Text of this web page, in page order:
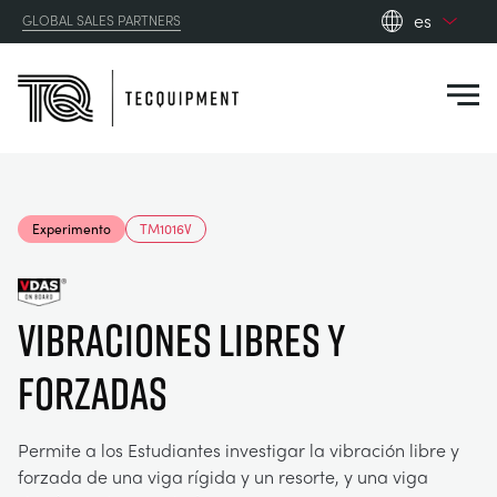
GLOBAL SALES PARTNERS
es
AERODINÁMICA
ENERGÍA SOLAR
INGENIERÍA DE CONTROL
OPTICAL EXTENSOMETRY
AEROESPACIAL
AGRICULTURA
AUTOMOTRIZ
DOWNLOADS
BLOG
ABOUT US
ABOUT US
CONTACT US
Experimento TM1016V
VIBRACIONES LIBRES Y
FORZADAS
Permite a los Estudiantes investigar la vibración libre y
forzada de una viga rígida y un resorte, y una viga